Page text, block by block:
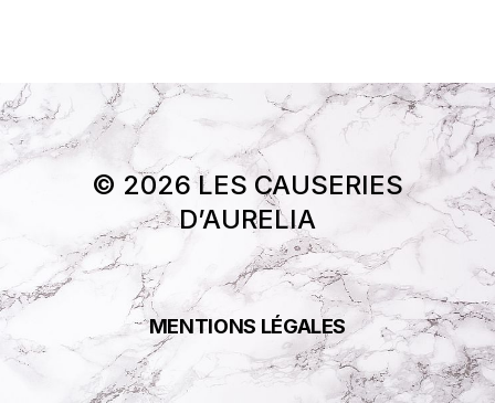
© 2026 LES CAUSERIES
D’AURELIA
MENTIONS LÉGALES